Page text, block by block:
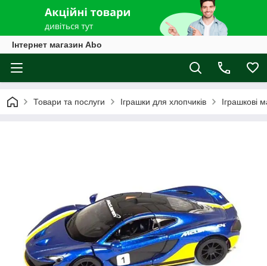
Інтернет магазин Abo
Товари та послуги Іграшки для хлопчиків Іграшкові